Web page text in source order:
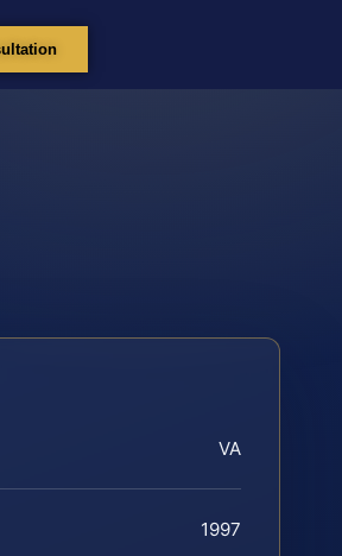
VA
1997